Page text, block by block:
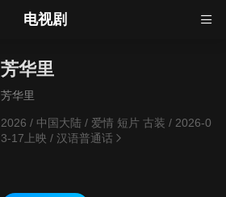
电视剧
芳华里
芳华里
2026 / 中国大陆 / 爱情 短片 古装/ 2026-0
3-17上映 / 汉语普通话